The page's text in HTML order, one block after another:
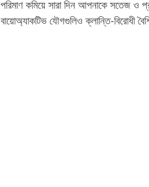
পরিমাণ কমিয়ে সারা দিন আপনাকে সতেজ ও
বায়োঅ্যাকটিভ যৌগগুলিও ক্লান্তি-বিরোধী